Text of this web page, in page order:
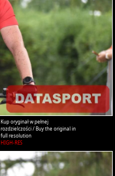
Kup oryginał w pełnej
rozdzielczości / Buy the original in
full resolution
HIGH-RES